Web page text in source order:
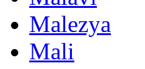
Malezya
Mali